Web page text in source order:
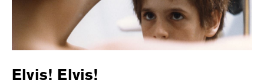
Elvis! Elvis!